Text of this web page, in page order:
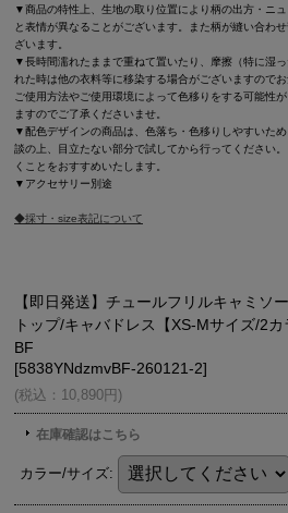
▼商品の特性上、生地の取り位置により柄の出方・ニ
と表情が異なることがございます。また柄が縫い合わ
ざいます。
▼長時間濡れたままで重ねて置いたり、摩擦（特に湿
れた時は他の衣料等に移染する場合がございますのでお
ご使用方法やご使用環境によって色移りをする可能性
ますのでご了承くださいませ。
▼配色デザインの商品は、色落ち・色移りしやすいた
談の上、目立たない部分で試してから行ってください
くことをおすすめいたします。
▼アクセサリー別途
◆採寸・size表記について